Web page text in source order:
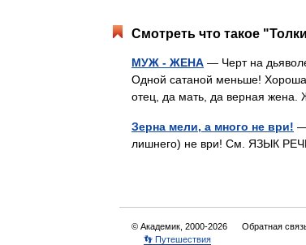
Смотреть что такое
МУЖ - ЖЕНА — Черт на
Одной сатаной меньше!
отец, да мать, да верная
Зерна мели, а много не ври! —
лишнего) не ври! См. ЯЗЫК
© Академик, 2000-2026 Обратная
👣 Путешествия